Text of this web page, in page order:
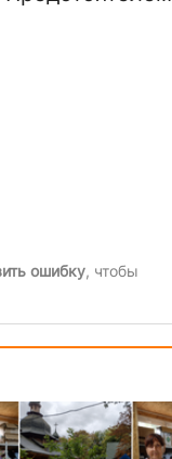
ошибку, чтобы